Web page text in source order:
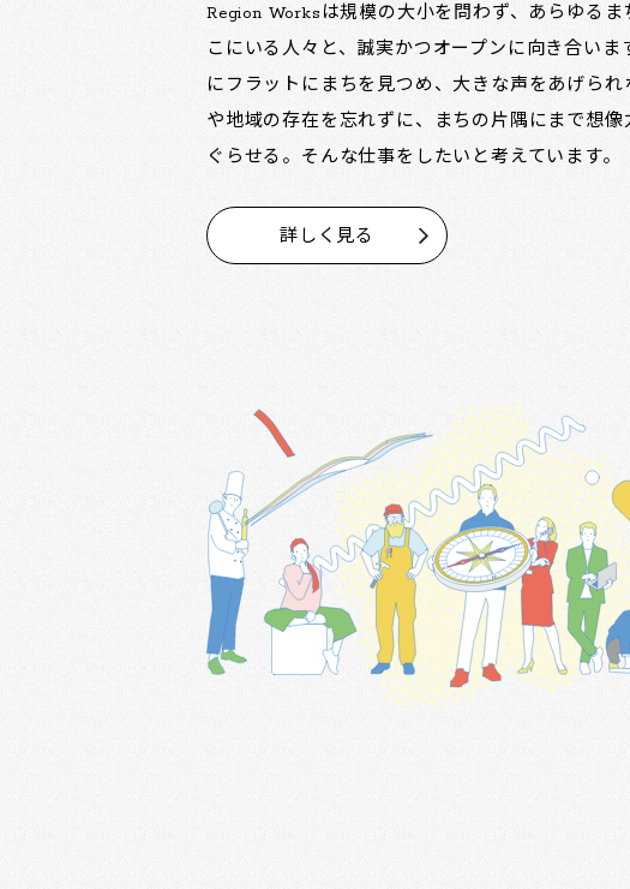
Region Worksは規模の大小を問わず、あらゆるま
こにいる人々と、誠実かつオープンに向き合いま
にフラットにまちを見つめ、大きな声をあげられ
や地域の存在を忘れずに、まちの片隅にまで想像
ぐらせる。そんな仕事をしたいと考えています。
詳しく見る